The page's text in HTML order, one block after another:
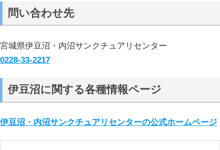
問い合わせ先
宮城県伊豆沼・内沼サンクチュアリセンター
0228-33-2217
伊豆沼に関する各種情報ページ
伊豆沼・内沼サンクチュアリセンターの公式ホームページ